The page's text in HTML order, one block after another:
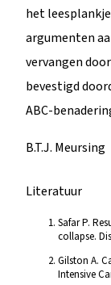
het
argumenten
vervangen
bevestigd
ABC-
B.T.J. Meursing
Literatuur
Safar P.
collapse.
Gilston A.
Intensive